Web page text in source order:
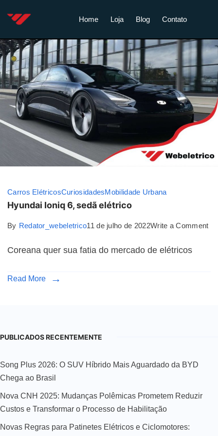
Home Loja Blog Contato
Carros ElétricosCuriosidadesMobilidade Urbana
Hyundai Ioniq 6, sedã elétrico
By Redator_webeletrico11 de julho de 2022Write a Comment
Coreana quer sua fatia do mercado de elétricos
Read More
PUBLICADOS RECENTEMENTE
Song Plus 2026: O SUV Híbrido Mais Aguardado da BYD
Chega ao Brasil
Nova CNH 2025: Mudanças Polêmicas Prometem Reduzir
Custos e Transformar o Processo de Habilitação
Novas Regras para Patinetes Elétricos e Ciclomotores: